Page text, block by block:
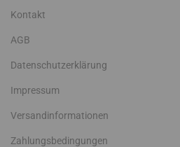
Kontakt
AGB
Datenschutzerklärung
Impressum
Versandinformationen
Zahlungsbedingungen